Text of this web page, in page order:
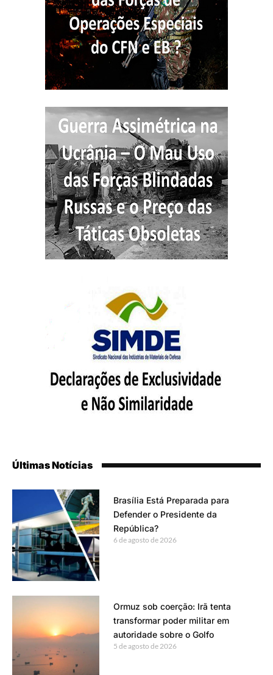
Últimas Notícias
Brasília Está Preparada para
Defender o Presidente da
República?
6 de agosto de 2026
Ormuz sob coerção: Irã tenta
transformar poder militar em
autoridade sobre o Golfo
5 de agosto de 2026